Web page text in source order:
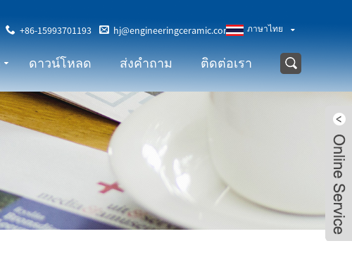
ภาษาไทย
+86-15993701193 hj@engineeringceramic.com
ดาวน์โหลด ส่งคำถาม ติดต่อเรา